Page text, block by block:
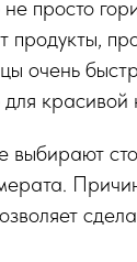
просто
продукты,
очень